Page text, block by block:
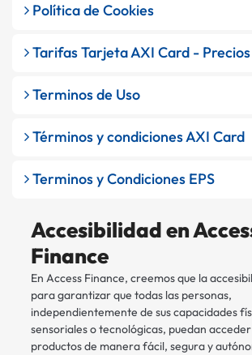
Política de Cookies
Tarifas Tarjeta AXI Card - Precios
Terminos de Uso
Términos y condiciones AXI Card
Terminos y Condiciones EPS
Accesibilidad en
Finance
En Access Finance, creemos que la
para garantizar que todas las personas,
independientemente de sus capacidades
sensoriales o tecnológicas, puedan
productos de manera fácil, segura y